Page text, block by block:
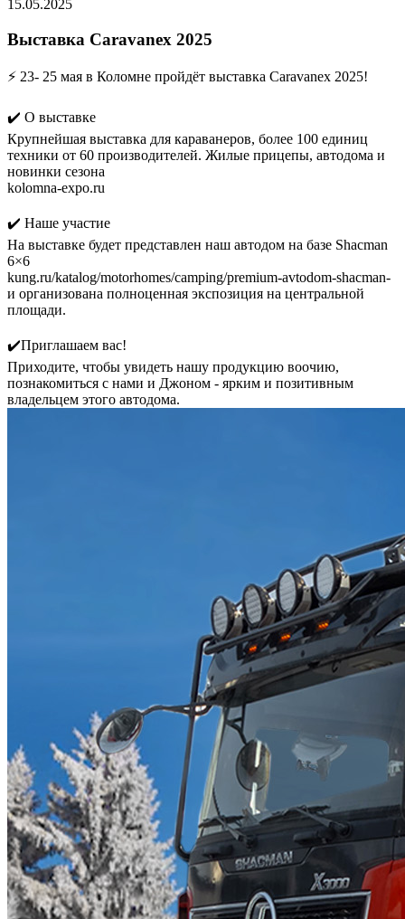
15.05.2025
Выставка Caravanex 2025
⚡️ 23- 25 мая в Коломне пройдёт выставка Caravanex 2025!
✔️ О выставке
Крупнейшая выставка для караванеров, более 100 единиц
техники от 60 производителей. Жилые прицепы, автодома и
новинки сезона
kolomna-expo.ru
✔️ Наше участие
На выставке будет представлен наш автодом на базе Shacman
6×6
kung.ru/katalog/motorhomes/camping/premium-avtodom-shacman-
и организована полноценная экспозиция на центральной
площади.
✔️Приглашаем вас!
Приходите, чтобы увидеть нашу продукцию воочию,
познакомиться с нами и Джоном - ярким и позитивным
владельцем этого автодома.